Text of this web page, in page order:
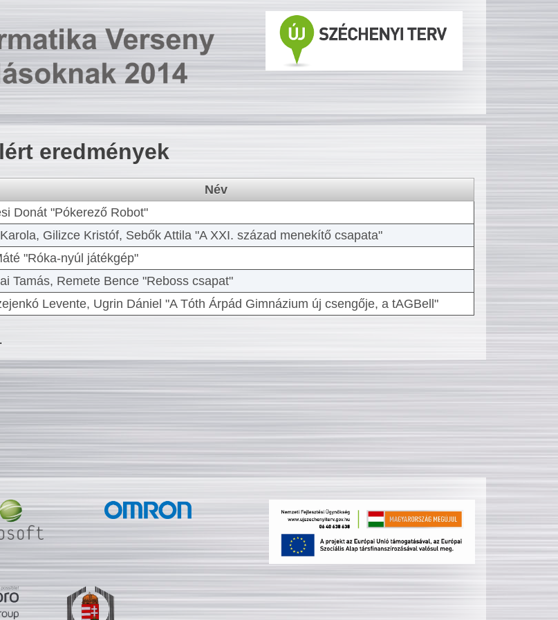
eredmények
Név
Donát "Pókerező Robot"
Gilizce Kristóf, Sebők Attila "A XXI. század menekítő csapata"
"Róka-nyúl játékgép"
Tamás, Remete Bence "Reboss csapat"
Levente, Ugrin Dániel "A Tóth Árpád Gimnázium új csengője, a tAGBell"
.